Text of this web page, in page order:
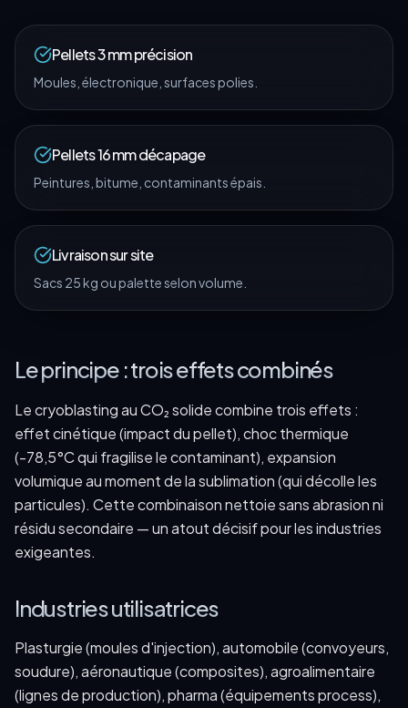
Pellets 3 mm précision
Moules, électronique, surfaces polies.
Pellets 16 mm décapage
Peintures, bitume, contaminants épais.
Livraison sur site
Sacs 25 kg ou palette selon volume.
Le principe : trois effets combinés
Le cryoblasting au CO₂ solide combine trois effets :
effet cinétique (impact du pellet), choc thermique
(-78,5°C qui fragilise le contaminant), expansion
volumique au moment de la sublimation (qui décolle les
particules). Cette combinaison nettoie sans abrasion ni
résidu secondaire — un atout décisif pour les industries
exigeantes.
Industries utilisatrices
Plasturgie (moules d'injection), automobile (convoyeurs,
soudure), aéronautique (composites), agroalimentaire
(lignes de production), pharma (équipements process),